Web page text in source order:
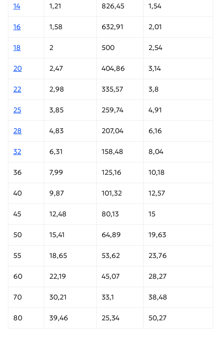
14 1,21 826,45 1,54
16 1,58 632,91 2,01
18 2 500 2,54
20 2,47 404,86 3,14
22 2,98 335,57 3,8
25 3,85 259,74 4,91
28 4,83 207,04 6,16
32 6,31 158,48 8,04
36 7,99 125,16 10,18
40 9,87 101,32 12,57
45 12,48 80,13 15
50 15,41 64,89 19,63
55 18,65 53,62 23,76
60 22,19 45,07 28,27
70 30,21 33,1 38,48
80 39,46 25,34 50,27